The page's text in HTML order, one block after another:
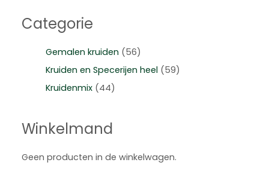
Categorie
Gemalen kruiden (56)
Kruiden en Specerijen heel (59)
Kruidenmix (44)
Winkelmand
Geen producten in de winkelwagen.